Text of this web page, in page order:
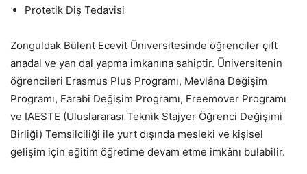
Protetik Diş Tedavisi
Zonguldak Bülent Ecevit Üniversitesinde öğrenciler çift
anadal ve yan dal yapma imkanına sahiptir. Üniversitenin
öğrencileri Erasmus Plus Programı, Mevlâna Değişim
Programı, Farabi Değişim Programı, Freemover Programı
ve IAESTE (Uluslararası Teknik Stajyer Öğrenci Değişimi
Birliği) Temsilciliği ile yurt dışında mesleki ve kişisel
gelişim için eğitim öğretime devam etme imkânı bulabilir.